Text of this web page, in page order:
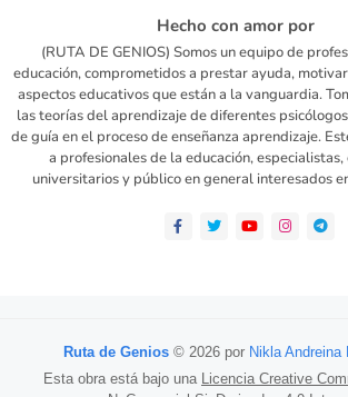
Hecho con amor por
(RUTA DE GENIOS) Somos un equipo de
educación, comprometidos a prestar ayuda,
aspectos educativos que están a la vanguardia.
las teorías del aprendizaje de diferentes
de guía en el proceso de enseñanza aprendizaje.
a profesionales de la educación,
universitarios y público en general interesados
Ruta de Genios© 2026 por Nikla Andreina
Esta obra está bajo una
Licencia Creative